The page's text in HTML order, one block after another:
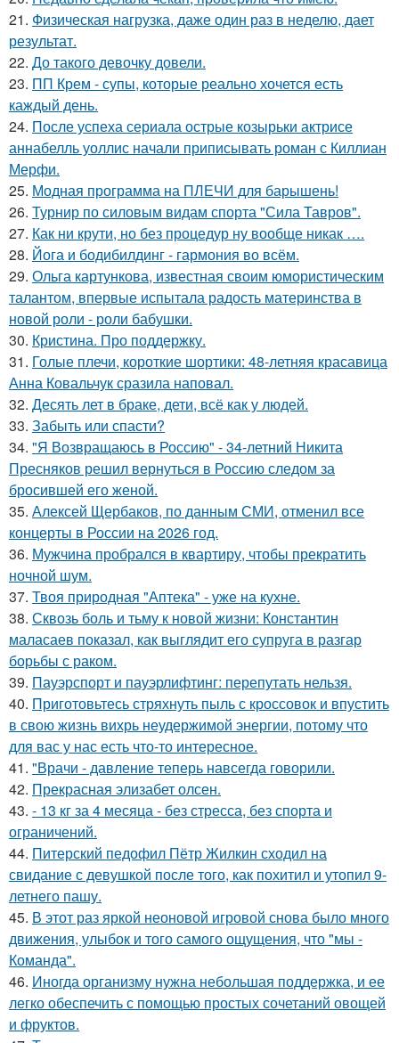
21. Физическая нагрузка, даже один раз в неделю, дает
результат.
22. До такого девочку довели.
23. ПП Крем - супы, которые реально хочется есть
каждый день.
24. После успеха сериала острые козырьки актрисе
аннабелль уоллис начали приписывать роман с Киллиан
Мерфи.
25. Модная программа на ПЛЕЧИ для барышень!
26. Турнир по силовым видам спорта "Сила Тавров".
27. Как ни крути, но без процедур ну вообще никак ….
28. Йога и бодибилдинг - гармония во всём.
29. Ольга картункова, известная своим юмористическим
талантом, впервые испытала радость материнства в
новой роли - роли бабушки.
30. Кристина. Про поддержку.
31. Голые плечи, короткие шортики: 48-летняя красавица
Анна Ковальчук сразила наповал.
32. Десять лет в браке, дети, всё как у людей.
33. Забыть или спасти?
34. "Я Возвращаюсь в Россию" - 34-летний Никита
Пресняков решил вернуться в Россию следом за
бросившей его женой.
35. Алексей Щербаков, по данным СМИ, отменил все
концерты в России на 2026 год.
36. Мужчина пробрался в квартиру, чтобы прекратить
ночной шум.
37. Твоя природная "Аптека" - уже на кухне.
38. Сквозь боль и тьму к новой жизни: Константин
маласаев показал, как выглядит его супруга в разгар
борьбы с раком.
39. Пауэрспорт и пауэрлифтинг: перепутать нельзя.
40. Приготовьтесь стряхнуть пыль с кроссовок и впустить
в свою жизнь вихрь неудержимой энергии, потому что
для вас у нас есть что-то интересное.
41. "Врачи - давление теперь навсегда говорили.
42. Прекрасная элизабет олсен.
43. - 13 кг за 4 месяца - без стресса, без спорта и
ограничений.
44. Питерский педофил Пётр Жилкин сходил на
свидание с девушкой после того, как похитил и утопил 9-
летнего пашу.
45. В этот раз яркой неоновой игровой снова было много
движения, улыбок и того самого ощущения, что "мы -
Команда".
46. Иногда организму нужна небольшая поддержка, и ее
легко обеспечить с помощью простых сочетаний овощей
и фруктов.